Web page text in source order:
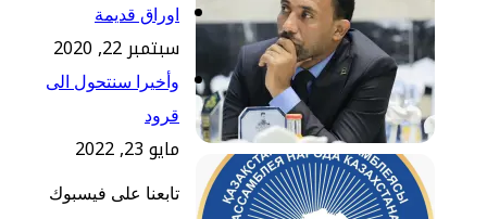
اوراق قديمة
سبتمبر 22, 2020
وأخيرا سنتحول الى
قرود
مايو 23, 2022
تابعنا على فيسبوك